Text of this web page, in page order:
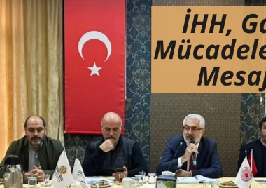
Gerçekleştirildi
için